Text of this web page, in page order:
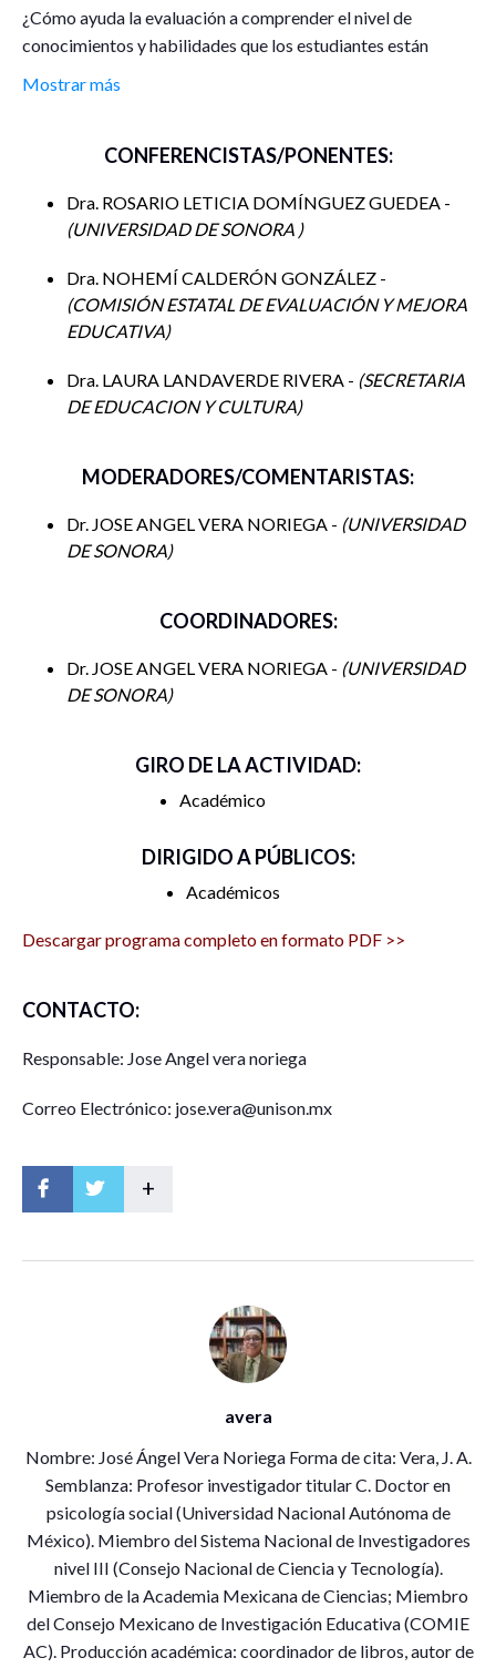
¿Cómo ayuda la evaluación a comprender el nivel de
conocimientos y habilidades que los estudiantes están
fortalezas y debilidades individuales de los estudiantes?
¿Cómo se utiliza la información de la evaluación para
adaptar la enseñanza y brindar apoyo personalizado a los
Sobre la mejora de la enseñanza:
valiosa para los docentes sobre la efectividad de sus
métodos de enseñanza?
ajustar y mejorar las estrategias pedagógicas?
¿Qué tipo de colaboración existe entre los docentes para
compartir las mejores prácticas basadas en los resultados
Mostrar más
CONFERENCISTAS/PONENTES:
Dra. ROSARIO LETICIA DOMÍNGUEZ GUEDEA -
UNIVERSIDAD DE SONORA
Dra. NOHEMÍ CALDERÓN GONZÁLEZ -
COMISIÓN ESTATAL DE EVALUACIÓN Y MEJORA
EDUCATIVA
Dra. LAURA LANDAVERDE RIVERA - SECRETARIA
DE EDUCACION Y CULTURA
MODERADORES/COMENTARISTAS:
Dr. JOSE ANGEL VERA NORIEGA - UNIVERSIDAD
DE SONORA
COORDINADORES:
Dr. JOSE ANGEL VERA NORIEGA - UNIVERSIDAD
DE SONORA
GIRO DE LA ACTIVIDAD:
Académico
DIRIGIDO A PÚBLICOS:
Académicos
Descargar programa completo en formato PDF >>
CONTACTO:
Responsable: Jose Angel vera noriega
Correo Electrónico: jose.vera@unison.mx
+
avera
Nombre: José Ángel Vera Noriega Forma de cita: Vera, J. A.
Semblanza: Profesor investigador titular C. Doctor en
psicología social (Universidad Nacional Autónoma de
México). Miembro del Sistema Nacional de Investigadores
nivel III (Consejo Nacional de Ciencia y Tecnología).
Miembro de la Academia Mexicana de Ciencias; Miembro
del Consejo Mexicano de Investigación Educativa (COMIE
AC). Producción académica: coordinador de libros, autor de